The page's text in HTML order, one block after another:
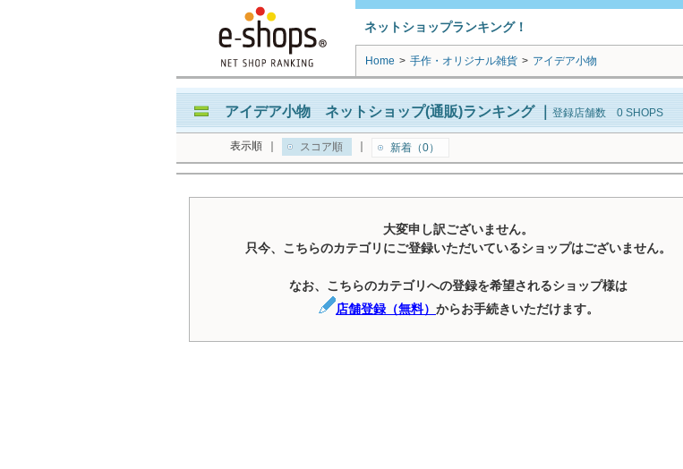
ネットショップランキング！
Home > 手作・オリジナル雑貨 > アイデア小物
アイデア小物 ネットショップ(通販)ランキング｜ 登録店舗数 0 SHOPS
表示順 スコア順 新着（0）
大変申し訳ございません。
只今、こちらのカテゴリにご登録いただいているショップはございません。
なお、こちらのカテゴリへの登録を希望されるショップ様は
店舗登録（無料） からお手続きいただけます。